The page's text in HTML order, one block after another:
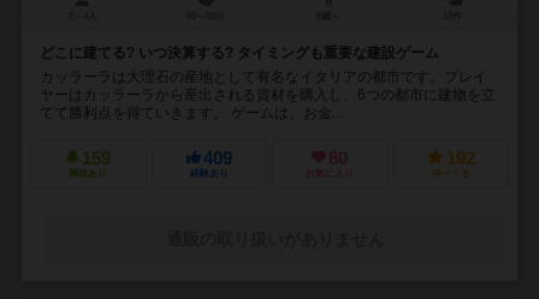
どこに建てる? いつ決算する? タイミングも重要な建設ゲーム
カッラーラは大理石の産地として有名なイタリアの都市です。プレイ
ヤーはカッラーラから産出される資材を購入し、6つの都市に建物を立
てて勝利点を得ていきます。 ゲームは、お金...
159
興味あり
409
経験あり
80
お気に入り
192
持ってる